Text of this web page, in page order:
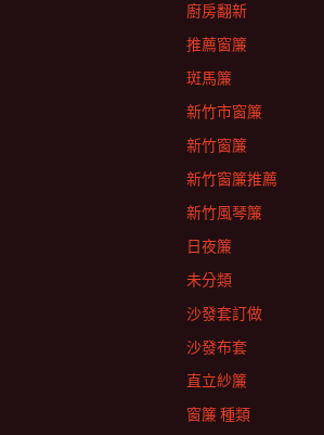
廚房翻新
推薦窗簾
斑馬簾
新竹市窗簾
新竹窗簾
新竹窗簾推薦
新竹風琴簾
日夜簾
未分類
沙發套訂做
沙發布套
直立紗簾
窗簾 種類